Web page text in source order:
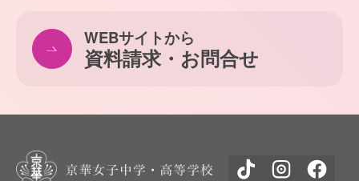
WEBサイトから
資料請求・お問合せ